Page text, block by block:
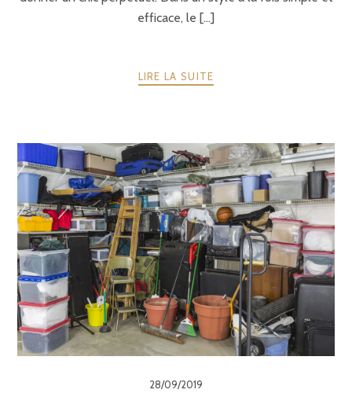
efficace, le [...]
LIRE LA SUITE
28/09/2019